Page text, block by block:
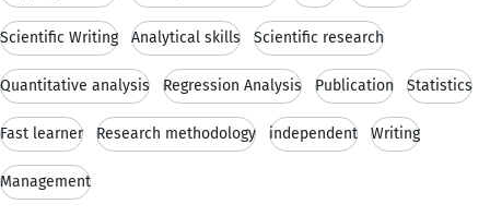
Scientific Writing Analytical skills Scientific research
Quantitative analysis Regression Analysis Publication Statistics
Fast learner Research methodology independent Writing
Management